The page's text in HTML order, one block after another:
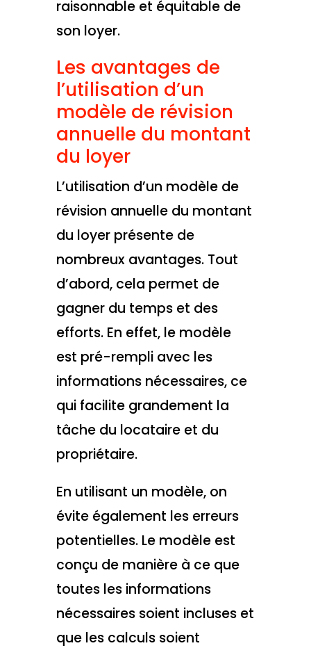
raisonnable et équitable de
son loyer.
Les avantages de
l’utilisation d’un
modèle de révision
annuelle du montant
du loyer
L’utilisation d’un modèle de
révision annuelle du montant
du loyer présente de
nombreux avantages. Tout
d’abord, cela permet de
gagner du temps et des
efforts. En effet, le modèle
est pré-rempli avec les
informations nécessaires, ce
qui facilite grandement la
tâche du locataire et du
propriétaire.
En utilisant un modèle, on
évite également les erreurs
potentielles. Le modèle est
conçu de manière à ce que
toutes les informations
nécessaires soient incluses et
que les calculs soient